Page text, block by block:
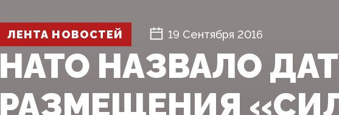
ЛЕНТА НОВОСТЕЙ 19 Сентября 2016
НАТО НАЗВАЛО
РАЗМЕЩЕНИЯ